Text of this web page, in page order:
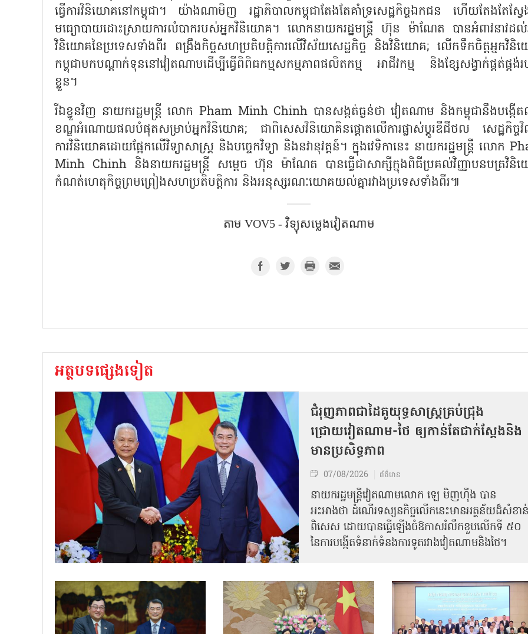
ធ្វើការវិនិយោគនៅកម្ពុជា។ យ៉ាងណាមិញ រដ្ឋាភិបាលកម្ពុជាតែងតែគាំទ្រសេដ្ឋកិច្ចឯកជន ហើយតែងតែស្វែ
មធ្យោបាយដោះស្រាយការលំបាករបស់អ្នកវិនិយោគ។ លោកនាយករដ្ឋមន្ត្រី ហ៊ុន ម៉ាណែត បានអំពាវនាវដល់
វិនិយោគនៃប្រទេសទាំងពីរ ពង្រឹងកិច្ចសហប្រតិបត្តិការលើវិស័យសេដ្ឋកិច្ច និងវិនិយោគ; លើកទឹកចិត្តអ្នកវិនិ
កម្ពុជាមកបណ្តាក់ទុននៅវៀតណាមដើម្បីធ្វើពិពិធកម្មសកម្មភាពផលិតកម្ម អាជីវកម្ម និងខ្សែសង្វាក់ផ្គត់ផ្គង់
ខ្លួន។
រីឯខ្លួនវិញ នាយករដ្ឋមន្ត្រី លោក Pham Minh Chinh បានសង្កត់ធ្ងន់ថា វៀតណាម និងកម្ពុជានឹងបង្កើត
ខណ្ឌអំណោយផលបំផុតសម្រាប់អ្នកវិនិយោគ; ជាពិសេសវិនិយោគិនផ្តោតលើការផ្លាស់ប្តូរឌីជីថល សេដ្ឋកិច្ច
ការវិនិយោគដោយផ្អែកលើវិទ្យាសាស្ត្រ និងបច្ចេកវិទ្យា និងនវានុវត្តន៍។ ក្នុងវេទិកានេះ នាយករដ្ឋមន្ត្រី លោក
Minh Chinh និងនាយករដ្ឋមន្ត្រី សម្តេច ហ៊ុន ម៉ាណែត បានធ្វើជាសាក្សីក្នុងពិធីប្រគល់វិញ្ញាបនបត្រវិនិ
កំណត់ហេតុកិច្ចព្រមព្រៀងសហប្រតិបត្តិការ និងអនុស្សរណៈយោគយល់គ្នារវាងប្រទេសទាំងពីរ៕
តាម​ VOV5 - វិទ្យុសម្លេងវៀតណាម
អត្ថបទផ្សេងទៀត
ជំរុញភាពជាដៃគូយុទ្ធសាស្ត្រគ្រប់ជ្រុង
ជ្រោយវៀតណាម-ថៃ ឲ្យកាន់តែជាក់ស្ដែងនិង
មានប្រសិទ្ធភាព
07/08/2026 ព័ត៌មាន
នាយករដ្ឋមន្ត្រីវៀតណាមលោក ឡេ មិញហ៊ឹង បាន
អះអាងថា ដំណើរទស្សនកិច្ចលើកនេះមានអត្ថន័យដ៏សំខាន់
ពិសេស ដោយបានធ្វើឡើងចំឱកាសរំលឹកខួបលើកទី ៥០
នៃការបង្កើតទំនាក់ទំនងការទូតរវាងវៀតណាមនិងថៃ។